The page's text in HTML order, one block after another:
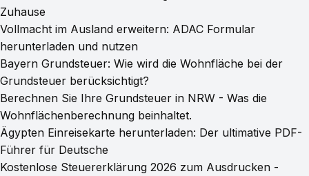
Zuhause
Vollmacht im Ausland erweitern: ADAC Formular
herunterladen und nutzen
Bayern Grundsteuer: Wie wird die Wohnfläche bei der
Grundsteuer berücksichtigt?
Berechnen Sie Ihre Grundsteuer in NRW - Was die
Wohnflächenberechnung beinhaltet.
Ägypten Einreisekarte herunterladen: Der ultimative PDF-
Führer für Deutsche
Kostenlose Steuererklärung 2026 zum Ausdrucken -